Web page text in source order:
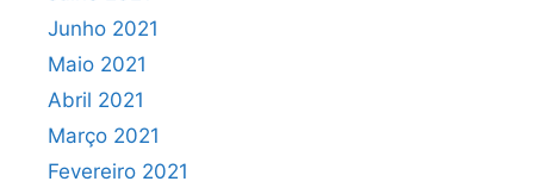
Junho 2021
Maio 2021
Abril 2021
Março 2021
Fevereiro 2021